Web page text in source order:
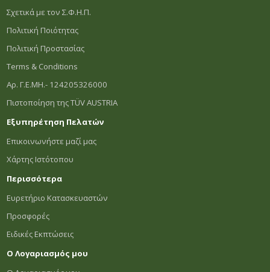
Σχετικά με τον Σ.Φ.Η.Π.
Πολιτική Ποιότητας
Πολιτική Προστασίας
Terms & Conditions
Αρ. Γ.Ε.ΜΗ.- 124205326000
Πιστοποίηση της TÜV AUSTRIA
Εξυπηρέτηση Πελατών
Επικοινωνήστε μαζί μας
Χάρτης Ιστότοπου
Περισσότερα
Ευρετήριο Κατασκευαστών
Προσφορές
Ειδικές Εκπτώσεις
Ο Λογαριασμός μου